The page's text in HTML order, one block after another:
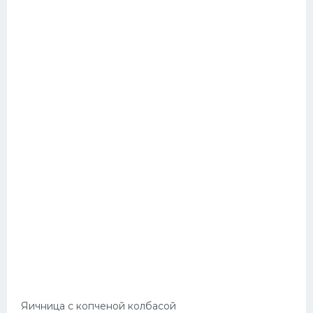
Яичница с копченой колбасой